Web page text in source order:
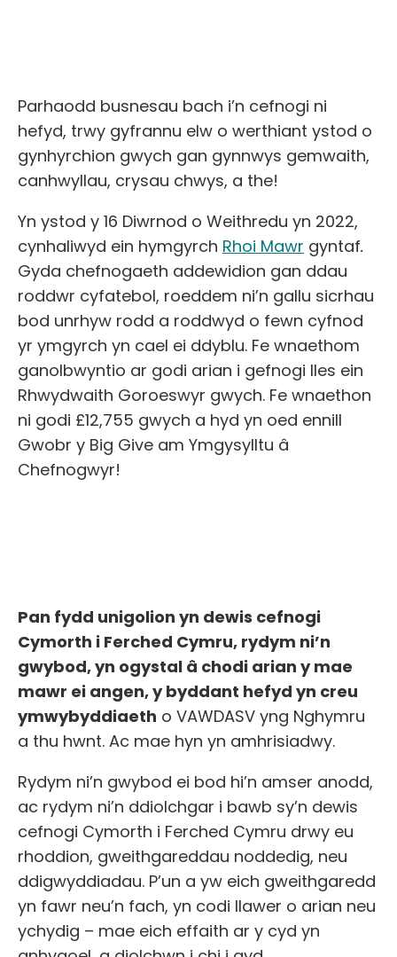
Parhaodd busnesau bach i’n cefnogi ni
hefyd, trwy gyfrannu elw o werthiant ystod o
gynhyrchion gwych gan gynnwys gemwaith,
canhwyllau, crysau chwys, a the!
Yn ystod y 16 Diwrnod o Weithredu yn 2022,
cynhaliwyd ein hymgyrch Rhoi Mawr gyntaf.
Gyda chefnogaeth addewidion gan ddau
roddwr cyfatebol, roeddem ni’n gallu sicrhau
bod unrhyw rodd a roddwyd o fewn cyfnod
yr ymgyrch yn cael ei ddyblu. Fe wnaethom
ganolbwyntio ar godi arian i gefnogi lles ein
Rhwydwaith Goroeswyr gwych. Fe wnaethon
ni godi £12,755 gwych a hyd yn oed ennill
Gwobr y Big Give am Ymgysylltu â
Chefnogwyr!
Pan fydd unigolion yn dewis cefnogi
Cymorth i Ferched Cymru, rydym ni’n
gwybod, yn ogystal â chodi arian y mae
mawr ei angen, y byddant hefyd yn creu
ymwybyddiaeth o VAWDASV yng Nghymru
a thu hwnt. Ac mae hyn yn amhrisiadwy.
Rydym ni’n gwybod ei bod hi’n amser anodd,
ac rydym ni’n ddiolchgar i bawb sy’n dewis
cefnogi Cymorth i Ferched Cymru drwy eu
rhoddion, gweithgareddau noddedig, neu
ddigwyddiadau. P’un a yw eich gweithgaredd
yn fawr neu’n fach, yn codi llawer o arian neu
ychydig – mae eich effaith ar y cyd yn